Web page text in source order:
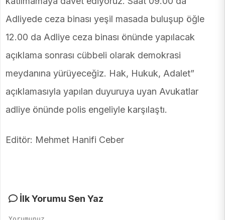
Adliyede ceza binası yeşil masada buluşup öğle
12.00 da Adliye ceza binası önünde yapılacak
açıklama sonrası cübbeli olarak demokrasi
meydanına yürüyeceğiz. Hak, Hukuk, Adalet”
açıklamasıyla yapılan duyuruya uyan Avukatlar
adliye önünde polis engeliyle karşılaştı.
Editör: Mehmet Hanifi Ceber
İlk Yorumu Sen Yaz